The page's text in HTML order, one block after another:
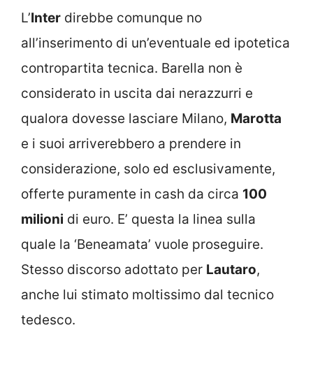
L’Inter direbbe comunque no
all’inserimento di un’eventuale ed ipotetica
contropartita tecnica. Barella non è
considerato in uscita dai nerazzurri e
qualora dovesse lasciare Milano, Marotta
e i suoi arriverebbero a prendere in
considerazione, solo ed esclusivamente,
offerte puramente in cash da circa 100
milioni di euro. E’ questa la linea sulla
quale la ‘Beneamata’ vuole proseguire.
Stesso discorso adottato per Lautaro,
anche lui stimato moltissimo dal tecnico
tedesco.